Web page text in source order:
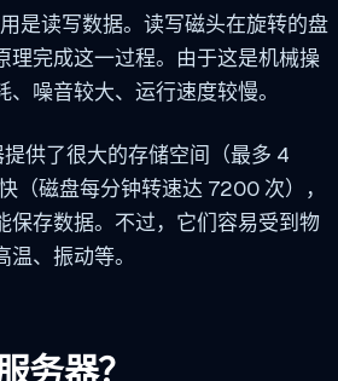
是读写数据。读写磁头在旋转的盘
理完成这一过程。由于这是机械操
噪音较大、运行速度较慢。
供了很大的存储空间（最多 4
（磁盘每分钟转速达 7200 次），
保存数据。不过，它们容易受到物
、振动等。
务器？